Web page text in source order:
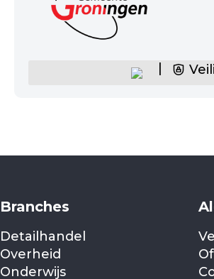
Branches
Detailhandel
Overheid
Onderwijs